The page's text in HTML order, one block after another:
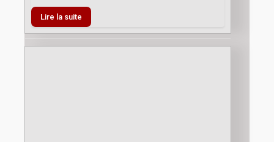
Lire la suite